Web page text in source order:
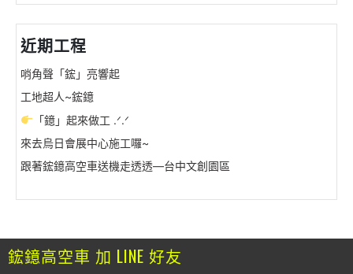
近期工程
哨角聲「鋐」亮響起
工地超人~鋐鐿
「鐿」起來做工 .ᐟ.ᐟ
來去烏日會展中心施工囉~
跟著鋐鐿高空車送機走透透—台中文創園區
鋐鐿高空車 加 LINE 好友